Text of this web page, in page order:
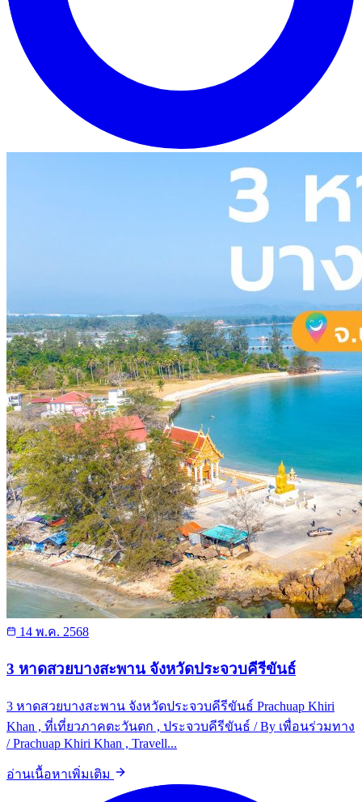
14 พ.ค. 2568
3 หาดสวยบางสะพาน จังหวัดประจวบคีรีขันธ์
3 หาดสวยบางสะพาน จังหวัดประจวบคีรีขันธ์ Prachuap Khiri
Khan , ที่เที่ยวภาคตะวันตก , ประจวบคีรีขันธ์ / By เพื่อนร่วมทาง
/ Prachuap Khiri Khan , Travell...
อ่านเนื้อหาเพิ่มเติม